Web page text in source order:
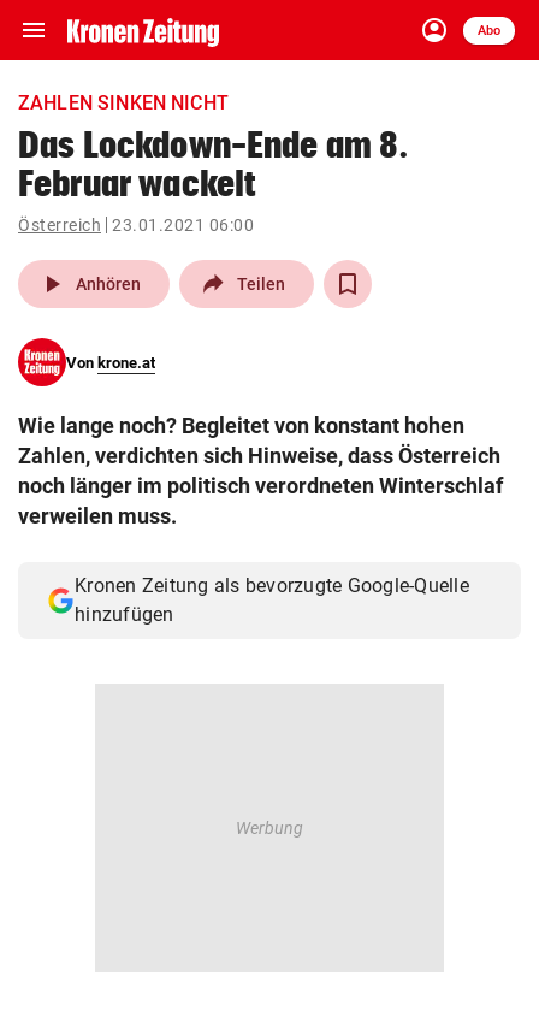
menu Navigation
ein-/ausklappen
account_circle
Anmelden
Abo
close Schließen
account_circle Anmelden
pin_drop
Wien arrow_right
search
eingeben
Muthgasse 2, 1190 Wien
ZAHLEN SINKEN NICHT
Das Lockdown-Ende am 8.
Februar wackelt
Österreich 23.01.2021 06:00
play_arrow Anhören Teilen
Von krone.at
Wie lange noch? Begleitet von konstant hohen
Zahlen, verdichten sich Hinweise, dass Österreich
noch länger im politisch verordneten Winterschlaf
verweilen muss.
Kronen Zeitung als bevorzugte Google-Quelle
hinzufügen